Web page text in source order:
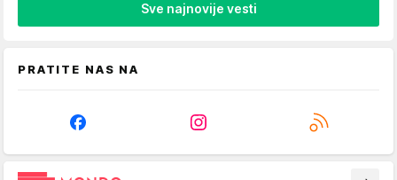
Sve najnovije vesti
PRATITE NAS NA